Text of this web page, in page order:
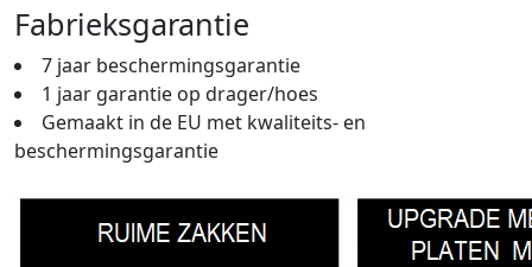
Fabrieksgarantie
7 jaar beschermingsgarantie
1 jaar garantie op drager/hoes
Gemaakt in de EU met kwaliteits- en
beschermingsgarantie